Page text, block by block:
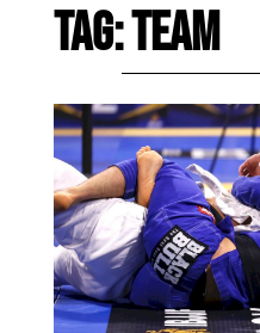
Tag: team